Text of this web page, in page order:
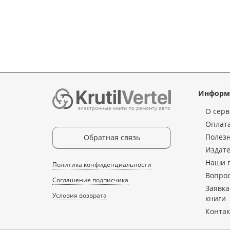
электронные книги по ремонту авто
Обратная связь
Политика конфиденциальности
Соглашение подписчика
Условия возврата
О
Наши
книги